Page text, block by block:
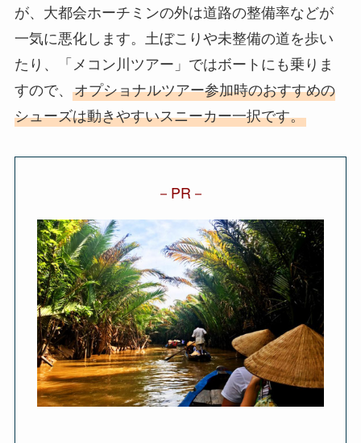
が、大都会ホーチミンの外は道路の整備率などが
一気に悪化します。土ぼこりや未整備の道を歩い
たり、「メコン川ツアー」ではボートにも乗りま
すので、 オプショナルツアー参加時のおすすめの
シューズは動きやすいスニーカー一択です。
PR